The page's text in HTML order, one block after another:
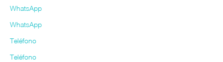
WhatsApp
WhatsApp
Teléfono
Teléfono